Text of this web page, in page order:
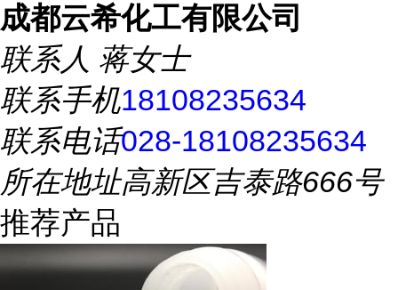
成都云希化工有限公司
联系人 蒋女士
联系手机18108235634
联系电话028-18108235634
所在地址高新区吉泰路666号
推荐产品